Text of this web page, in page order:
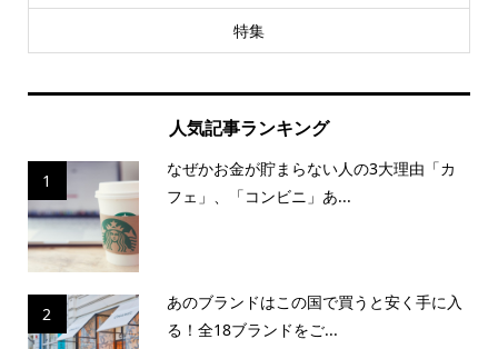
特集
人気記事ランキング
1
なぜかお金が貯まらない人の3大理由「カ
フェ」、「コンビニ」あ...
2
あのブランドはこの国で買うと安く手に入
る！全18ブランドをご...